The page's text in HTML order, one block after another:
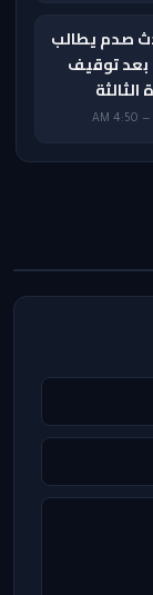
صدم يطالب
بعد توقيف